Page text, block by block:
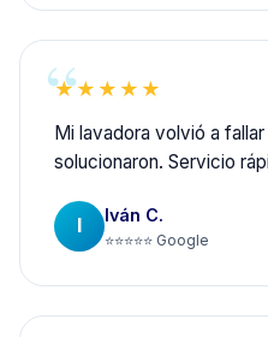
★★★★★
Mi lavadora volvió a
solucionaron. Servicio
I Iván C.
⭐⭐⭐⭐⭐ Google